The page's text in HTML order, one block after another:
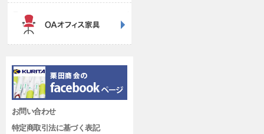
お問い合わせ
特定商取引法に基づく表記